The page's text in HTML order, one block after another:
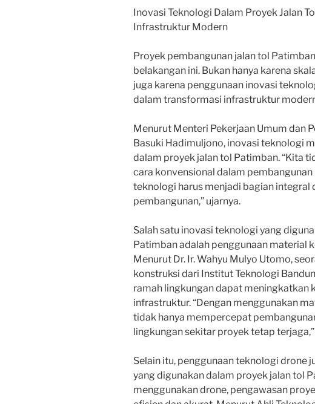
Inovasi Teknologi Dalam Proyek Jalan
Infrastruktur Modern
Proyek pembangunan jalan tol
belakangan ini. Bukan hanya karena
juga karena penggunaan inovasi
dalam transformasi infrastruktur
Menurut Menteri Pekerjaan Umum dan
Basuki Hadimuljono, inovasi teknologi
dalam proyek jalan tol Patimban. “Kita
cara konvensional dalam
teknologi harus menjadi bagian integral
pembangunan,” ujarnya.
Salah satu inovasi teknologi yang
Patimban adalah penggunaan material
Menurut Dr. Ir. Wahyu Mulyo Utomo,
konstruksi dari Institut Teknologi
ramah lingkungan dapat meningkatkan
infrastruktur. “Dengan menggunakan
tidak hanya mempercepat
lingkungan sekitar proyek tetap
Selain itu, penggunaan teknologi drone
yang digunakan dalam proyek jalan tol
menggunakan drone, pengawasan